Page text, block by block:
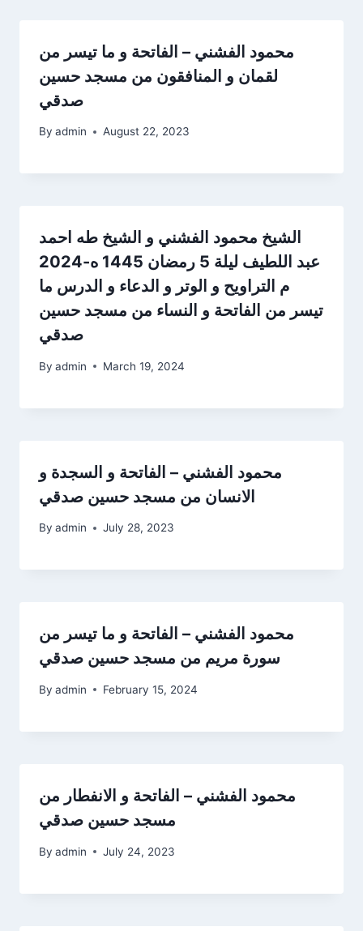
محمود الفشني – الفاتحة و ما تيسر من
لقمان و المنافقون من مسجد حسين
صدقي
By admin August 22, 2023
الشيخ محمود الفشني و الشيخ طه احمد
عبد اللطيف ليلة 5 رمضان 1445 ه-2024
م التراويح و الوتر و الدعاء و الدرس ما
تيسر من الفاتحة و النساء من مسجد حسين
صدقي
By admin March 19, 2024
محمود الفشني – الفاتحة و السجدة و
الانسان من مسجد حسين صدقي
By admin July 28, 2023
محمود الفشني – الفاتحة و ما تيسر من
سورة مريم من مسجد حسين صدقي
By admin February 15, 2024
محمود الفشني – الفاتحة و الانفطار من
مسجد حسين صدقي
By admin July 24, 2023